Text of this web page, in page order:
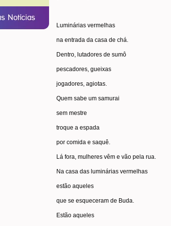
Luminárias vermelhas
na entrada da casa de chá.
Dentro, lutadores de sumô
pescadores, gueixas
jogadores, agiotas.
Quem sabe um samurai
sem mestre
troque a espada
por comida e saquê.
Lá fora, mulheres vêm e vão pela rua.
Na casa das luminárias vermelhas
estão aqueles
que se esqueceram de Buda.
Estão aqueles